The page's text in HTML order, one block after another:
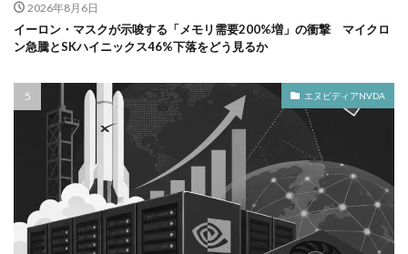
2026年8月6日
イーロン・マスクが示唆する「メモリ需要200%増」の衝撃 マイクロ
ン急騰とSKハイニックス46%下落をどう見るか
エヌビディアNVDA